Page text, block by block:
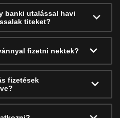
banki utalással havi
titeket?
fizetni nektek?
fizetések